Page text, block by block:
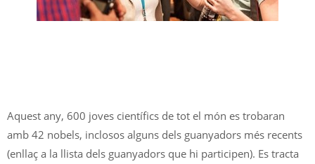
Aquest any, 600 joves científics de tot el món es trobaran
amb 42 nobels, inclosos alguns dels guanyadors més recents
(enllaç a la llista dels guanyadors que hi participen). Es tracta